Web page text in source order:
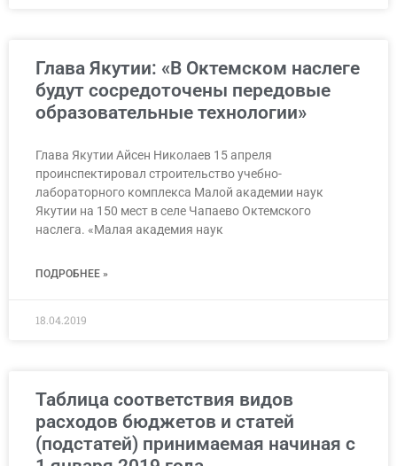
Глава Якутии: «В Октемском наслеге
будут сосредоточены передовые
образовательные технологии»
Глава Якутии Айсен Николаев 15 апреля
проинспектировал строительство учебно-
лабораторного комплекса Малой академии наук
Якутии на 150 мест в селе Чапаево Октемского
наслега. «Малая академия наук
ПОДРОБНЕЕ »
18.04.2019
Таблица соответствия видов
расходов бюджетов и статей
(подстатей) принимаемая начиная с